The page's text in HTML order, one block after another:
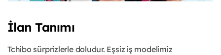
İlan Tanımı
Tchibo sürprizlerle doludur. Eşsiz iş modelimiz